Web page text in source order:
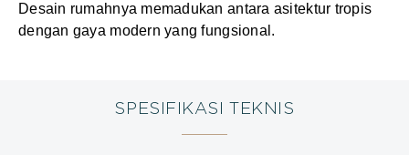
Desain rumahnya memadukan antara asitektur tropis
dengan gaya modern yang fungsional.
SPESIFIKASI TEKNIS